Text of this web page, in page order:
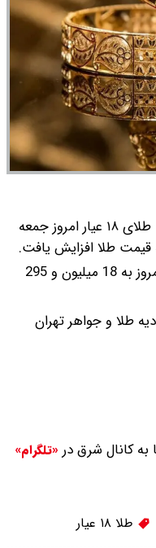
قیمت طلای ۱۸ عیار امروز جمعه
قیمت هر گرم طلای ۱۸ عیار در بازار امروز به 18 میلیون و 295
اتحادیه طلا و جواهر تهران
به کانال شرق در «تلگرام»
طلا ۱۸ عیار